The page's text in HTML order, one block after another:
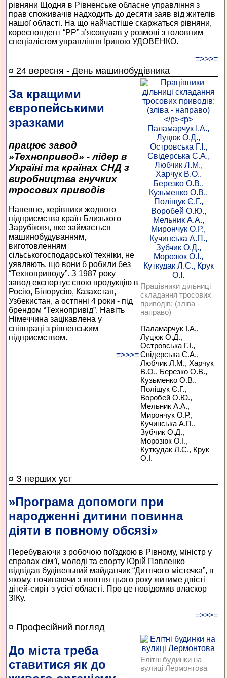
рівняни Щодня в Рівненське обласне управління з
прав споживачів надходить до десяти заяв від жителів
нашої області. На що найчастіше скаржаться рівняни,
кореспондент “РР” з’ясовував у розмові з головним
спеціалістом управління Іриною УДОВЕНКО.
=>>>=
¤ 24 вересня - День машинобудівника
Працівники дільниці
складання тросових
приводів: (зліва -
направо)
Паламарчук І.А.,
Луцюк О.Д.,
Островська Г.І.,
Свідерська С.А.,
Любчик Л.М., Харчук
В.О., Березко О.В.,
Кузьменко О.В.,
Поліщук Є.Г.,
Воробей О.Ю.,
Мельник А.А.,
Мирончук О.Р.,
Кучинська А.П.,
Зубчик О.Д.,
Морозюк О.І.,
Куткудак Л.С., Крук
О.І.
За кращими
європейськими
зразками
працює завод
»Технопривод» - лідер в
Україні та країнах СНД з
виробництва гнучких
тросових приводів
Напевне, керівники жодного
підприємства країн Близького
Зарубіжжя, яке займається
машинобудуванням,
виготовленням
сільськогосподарської техніки, не
уявляють, що вони б робили без
“Техноприводу”. З 1987 року
завод експортує свою продукцію в
Росію, Білорусію, Казахстан,
Узбекистан, а остпнні 4 роки - під
брендом “Технопривід”. Навіть
Німеччина зацікавлена у
співпраці з рівненським
підприємством.
=>>>=
¤ З перших уст
»Програма допомоги при
народженні дитини повинна
діяти в повному обсязі»
Перебуваючи з робочою поїздкою в Рівному, міністр у
справах сім‘ї, молоді та спорту Юрій Павленко
відвідав будівельний майданчик “Дитячого містечка”, в
якому, починаючи з жовтня цього року житиме двісті
дітей-сиріт з усієї області. Про це повідомив власкор
ЗІКу.
=>>>=
¤ Професійний погляд
Елітні будинки на
вулиці Лермонтова
До міста треба
ставитися як до